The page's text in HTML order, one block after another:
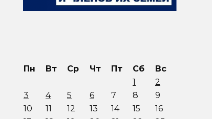
Пн Вт Ср Чт Пт Сб
Вс
1
2
3
4 5 6 7 8
9
10
11 12 13 14 15
16